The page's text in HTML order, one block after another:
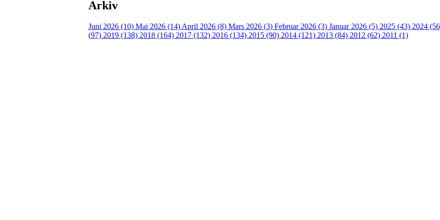
Arkiv
Juni 2026 (10) Mai 2026 (14) April 2026 (8) Mars 2026 (3) Februar 2026 (3) Januar 2026 (5) 2025 (43) 2024
(97) 2019 (138) 2018 (164) 2017 (132) 2016 (134) 2015 (90) 2014 (121) 2013 (84) 2012 (62) 2011 (1)